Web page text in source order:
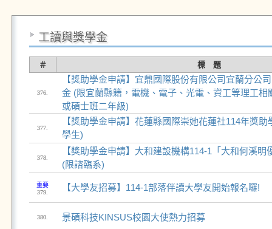
工讀與獎學金
＃ 標 題
376.
【獎助學金申請】宜鼎國際股份有限公司宜蘭分公
金 (限宜蘭縣籍，電機、電子、光電、資工等理工相
或碩士班二年級)
377.
【獎助學金申請】花蓮縣國際崇她花蓮社114年獎
學生)
378.
【獎助學金申請】大和建設機構114-1「大和何溪明
(限諮臨系)
重要
379.
【大學友招募】114-1部落伴讀大學友開始報名囉!
380. 景碩科技KINSUS校園大使熱力招募